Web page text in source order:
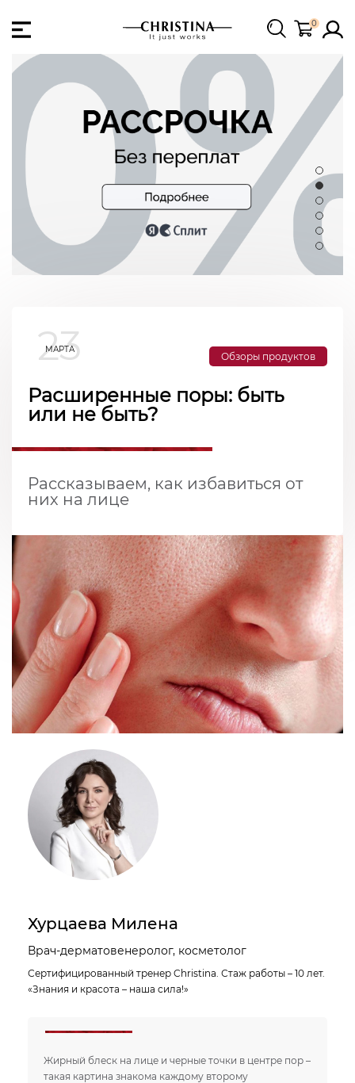
0
23
МАРТА
Обзоры продуктов
Расширенные поры: быть
или не быть?
Рассказываем, как избавиться от
них на лице
Хурцаева Милена
Врач-дерматовенеролог, косметолог
Сертифицированный тренер Christina. Стаж работы – 10 лет.
«Знания и красота – наша сила!»
Жирный блеск на лице и черные точки в центре пор –
такая картина знакома каждому второму